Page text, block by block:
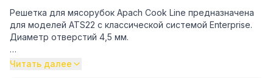
Решетка для мясорубок Apach Cook Line предназначена
для моделей ATS22 с классической системой Enterprise.
Диаметр отверстий 4,5 мм.
Для уточнения совместимости аксессуаров с
Читать далее